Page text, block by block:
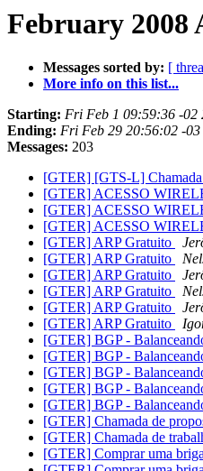
February 2008
Messages sorted by: [
More info on this list...
Starting: Fri Feb 1 09:59:36 -02
Ending: Fri Feb 29 20:56:02 -03
Messages: 203
[GTER] [GTS-L]
[GTER] ACESSO
[GTER] ACESSO
[GTER] ACESSO
[GTER] ARP Gratuito
[GTER] ARP Gratuito
[GTER] ARP Gratuito
[GTER] ARP Gratuito
[GTER] ARP Gratuito
[GTER] ARP Gratuito
[GTER] BGP -
[GTER] BGP -
[GTER] BGP -
[GTER] BGP -
[GTER] BGP -
[GTER] Chamada de
[GTER] Chamada de
[GTER] Comprar uma